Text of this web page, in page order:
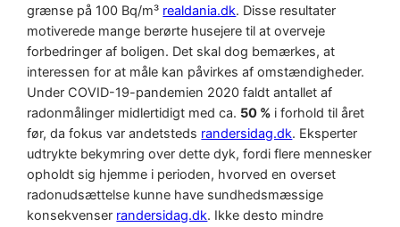
grænse på 100 Bq/m³ realdania.dk. Disse resultater
motiverede mange berørte husejere til at overveje
forbedringer af boligen. Det skal dog bemærkes, at
interessen for at måle kan påvirkes af omstændigheder.
Under COVID-19-pandemien 2020 faldt antallet af
radonmålinger midlertidigt med ca. 50 % i forhold til året
før, da fokus var andetsteds randersidag.dk. Eksperter
udtrykte bekymring over dette dyk, fordi flere mennesker
opholdt sig hjemme i perioden, hvorved en overset
radonudsættelse kunne have sundhedsmæssige
konsekvenser randersidag.dk. Ikke desto mindre